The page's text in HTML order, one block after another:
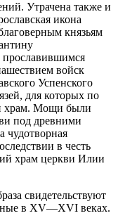
Утрачена также и
икона
князьям
войск
Успенского
для которых по
храм. Мощи были
под древними
чудотворная
в честь
храм церкви Илии
свидетельствуют
в XV—XVI веках.